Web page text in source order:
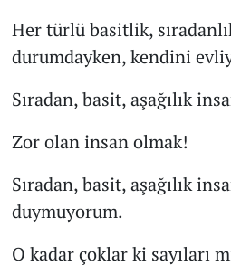
Her türlü basitlik,
durumdayken, kendini
Sıradan, basit, aşağılık
Zor olan insan olmak!
Sıradan, basit, aşağılık
duymuyorum.
O kadar çoklar ki sayıları